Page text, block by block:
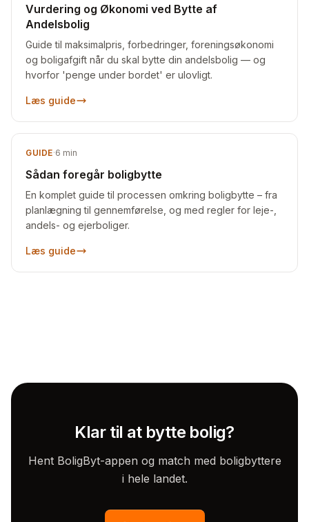
Vurdering og Økonomi ved Bytte af
Andelsbolig
Guide til maksimalpris, forbedringer, foreningsøkonomi
og boligafgift når du skal bytte din andelsbolig — og
hvorfor 'penge under bordet' er ulovligt.
Læs guide
GUIDE·6 min
Sådan foregår boligbytte
En komplet guide til processen omkring boligbytte – fra
planlægning til gennemførelse, og med regler for leje-,
andels- og ejerboliger.
Læs guide
Klar til at bytte bolig?
Hent BoligByt-appen og match med boligbyttere
i hele landet.